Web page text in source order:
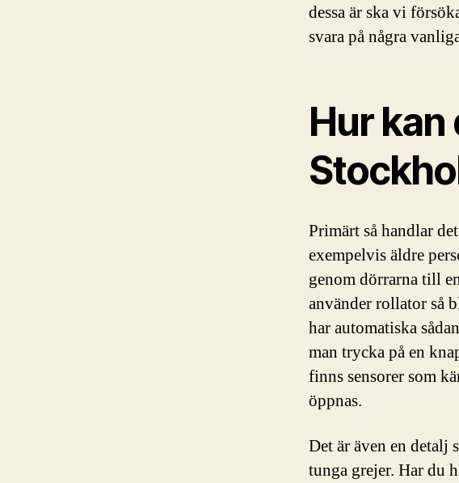
dessa är ska vi
svara på några
Hur
Primärt så handlar
exempelvis äldre
genom dörrarna till
använder rollator så
har automatiska
man trycka på en
finns sensorer som
öppnas.
Det är även en detalj
tunga grejer. Har du